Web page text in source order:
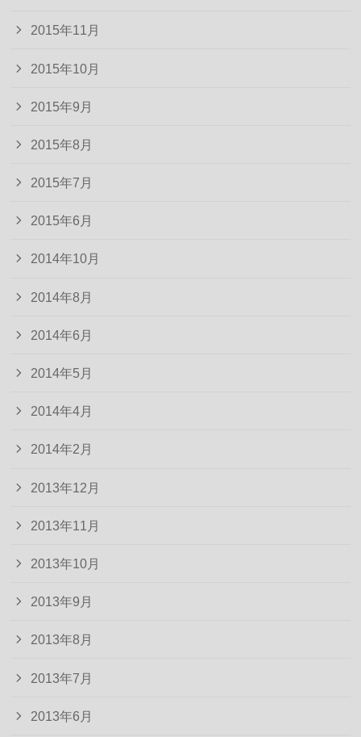
2015年11月
2015年10月
2015年9月
2015年8月
2015年7月
2015年6月
2014年10月
2014年8月
2014年6月
2014年5月
2014年4月
2014年2月
2013年12月
2013年11月
2013年10月
2013年9月
2013年8月
2013年7月
2013年6月